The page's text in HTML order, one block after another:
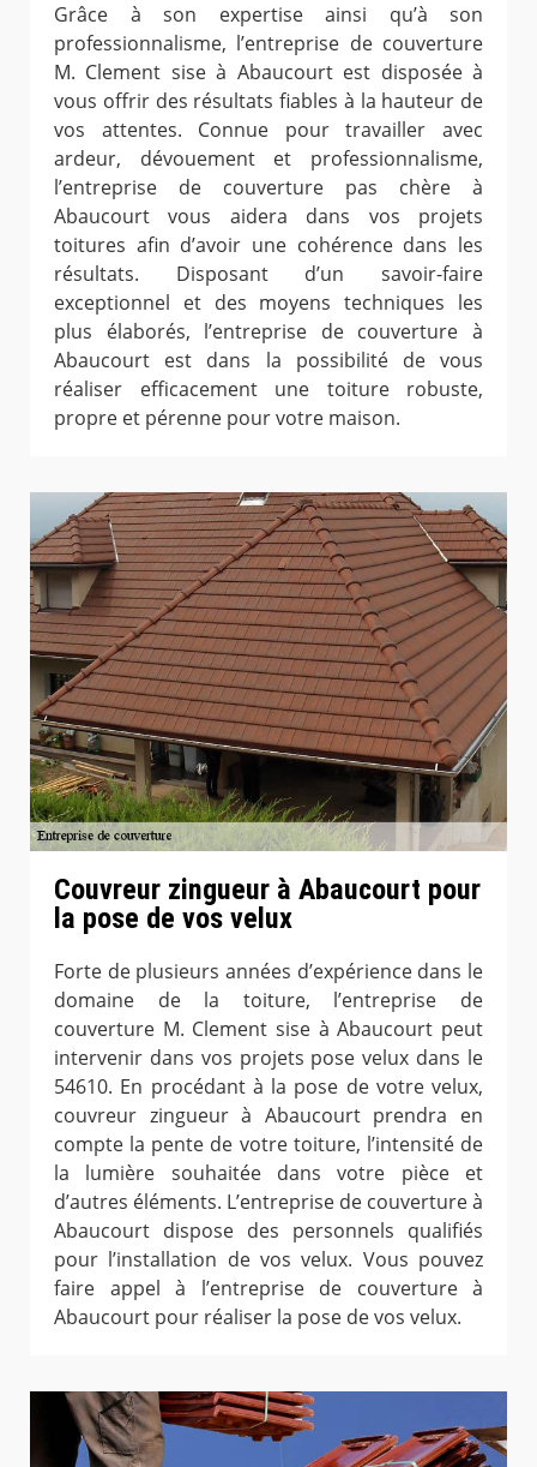
Grâce à son expertise ainsi qu’à son
professionnalisme, l’entreprise de couverture
M. Clement sise à Abaucourt est disposée à
vous offrir des résultats fiables à la hauteur de
vos attentes. Connue pour travailler avec
ardeur, dévouement et professionnalisme,
l’entreprise de couverture pas chère à
Abaucourt vous aidera dans vos projets
toitures afin d’avoir une cohérence dans les
résultats. Disposant d’un savoir-faire
exceptionnel et des moyens techniques les
plus élaborés, l’entreprise de couverture à
Abaucourt est dans la possibilité de vous
réaliser efficacement une toiture robuste,
propre et pérenne pour votre maison.
Couvreur zingueur à Abaucourt pour
la pose de vos velux
Forte de plusieurs années d’expérience dans le
domaine de la toiture, l’entreprise de
couverture M. Clement sise à Abaucourt peut
intervenir dans vos projets pose velux dans le
54610. En procédant à la pose de votre velux,
couvreur zingueur à Abaucourt prendra en
compte la pente de votre toiture, l’intensité de
la lumière souhaitée dans votre pièce et
d’autres éléments. L’entreprise de couverture à
Abaucourt dispose des personnels qualifiés
pour l’installation de vos velux. Vous pouvez
faire appel à l’entreprise de couverture à
Abaucourt pour réaliser la pose de vos velux.